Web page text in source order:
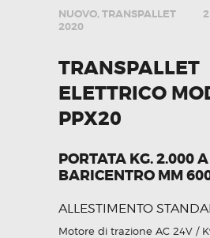
NUOVO, TRANSPALLET
2020
TRANSPALLET
ELETTRICO
PPX20
PORTATA KG. 2.000 A
BARICENTRO MM
ALLESTIMENTO
Motore di trazione AC 24V /